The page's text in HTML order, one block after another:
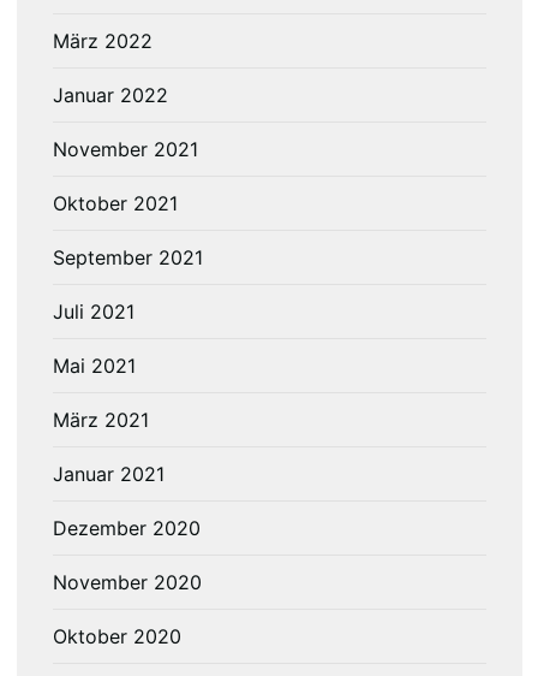
März 2022
Januar 2022
November 2021
Oktober 2021
September 2021
Juli 2021
Mai 2021
März 2021
Januar 2021
Dezember 2020
November 2020
Oktober 2020